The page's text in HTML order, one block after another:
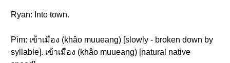
Ryan: Into town.
Pim: เข้าเมือง (khâo muueang) [slowly - broken down by
syllable]. เข้าเมือง (khâo muueang) [natural native